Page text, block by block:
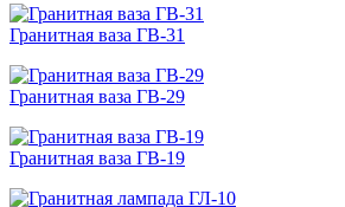
Гранитная ваза ГВ-31
Гранитная ваза ГВ-29
Гранитная ваза ГВ-19